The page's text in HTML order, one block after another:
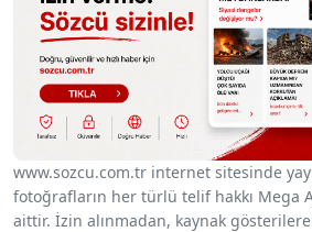
www.sozcu.com.tr internet sitesinde
fotoğrafların her türlü telif hakkı Mega
aittir. İzin alınmadan, kaynak